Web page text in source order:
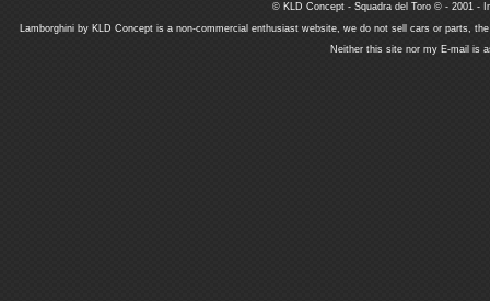
© KLD Concept - Squadra del Toro © - 2001 -
Lamborghini by KLD Concept is a non-commercial enthusiast website, we do not sell cars or parts,
Neither this site nor my E-mail is